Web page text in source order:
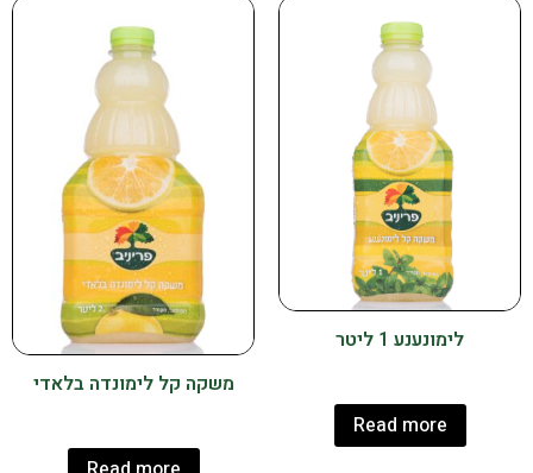
לימונענע 1 ליטר
Read more
משקה קל לימונדה בלאדי